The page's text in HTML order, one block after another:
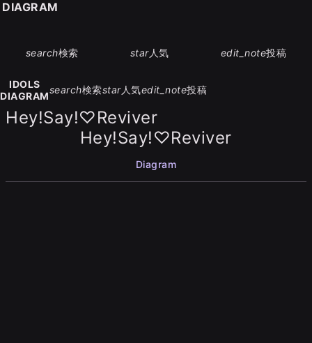
search検索 star人気 edit_note投稿
IDOLS
DIAGRAM
search検索star人気edit_note投稿
Hey!Say!♡Reviver
Hey!Say!♡Reviver
Diagram